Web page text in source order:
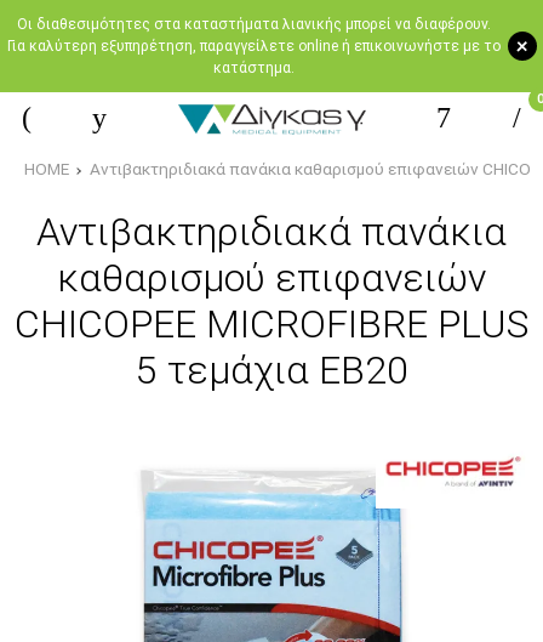
+
Oι διαθεσιμότητες στα καταστήματα λιανικής μπορεί να διαφέρουν.
Για καλύτερη εξυπηρέτηση, παραγγείλετε online ή επικοινωνήστε με το
κατάστημα.
0
HOME Αντιβακτηριδιακά πανάκια καθαρισμού επιφανειών
Αντιβακτηριδιακά πανάκια
καθαρισμού επιφανειών
CHICOPEE MICROFIBRE PLUS
5 τεμάχια ΕΒ20